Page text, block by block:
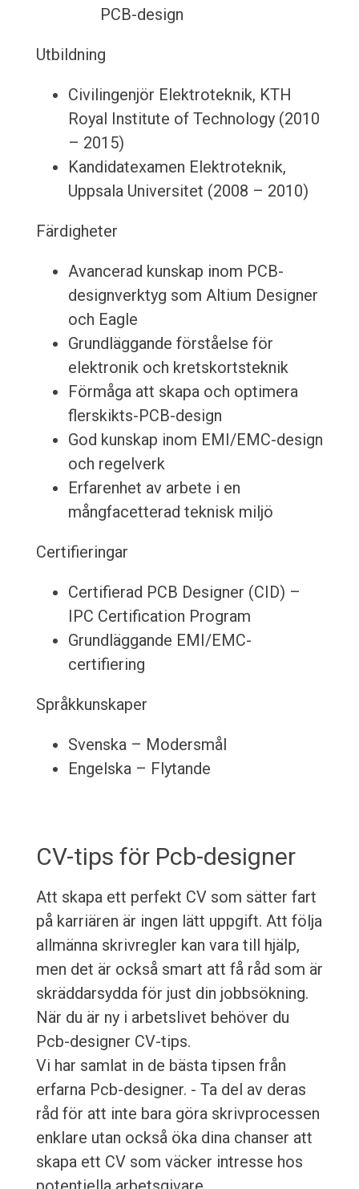
PCB-design
Utbildning
Civilingenjör Elektroteknik, KTH
Royal Institute of Technology (2010
– 2015)
Kandidatexamen Elektroteknik,
Uppsala Universitet (2008 – 2010)
Färdigheter
Avancerad kunskap inom PCB-
designverktyg som Altium Designer
och Eagle
Grundläggande förståelse för
elektronik och kretskortsteknik
Förmåga att skapa och optimera
flerskikts-PCB-design
God kunskap inom EMI/EMC-design
och regelverk
Erfarenhet av arbete i en
mångfacetterad teknisk miljö
Certifieringar
Certifierad PCB Designer (CID) –
IPC Certification Program
Grundläggande EMI/EMC-
certifiering
Språkkunskaper
Svenska – Modersmål
Engelska – Flytande
CV-tips för Pcb-designer
Att skapa ett perfekt CV som sätter fart
på karriären är ingen lätt uppgift. Att följa
allmänna skrivregler kan vara till hjälp,
men det är också smart att få råd som är
skräddarsydda för just din jobbsökning.
När du är ny i arbetslivet behöver du
Pcb-designer CV-tips.
Vi har samlat in de bästa tipsen från
erfarna Pcb-designer. - Ta del av deras
råd för att inte bara göra skrivprocessen
enklare utan också öka dina chanser att
skapa ett CV som väcker intresse hos